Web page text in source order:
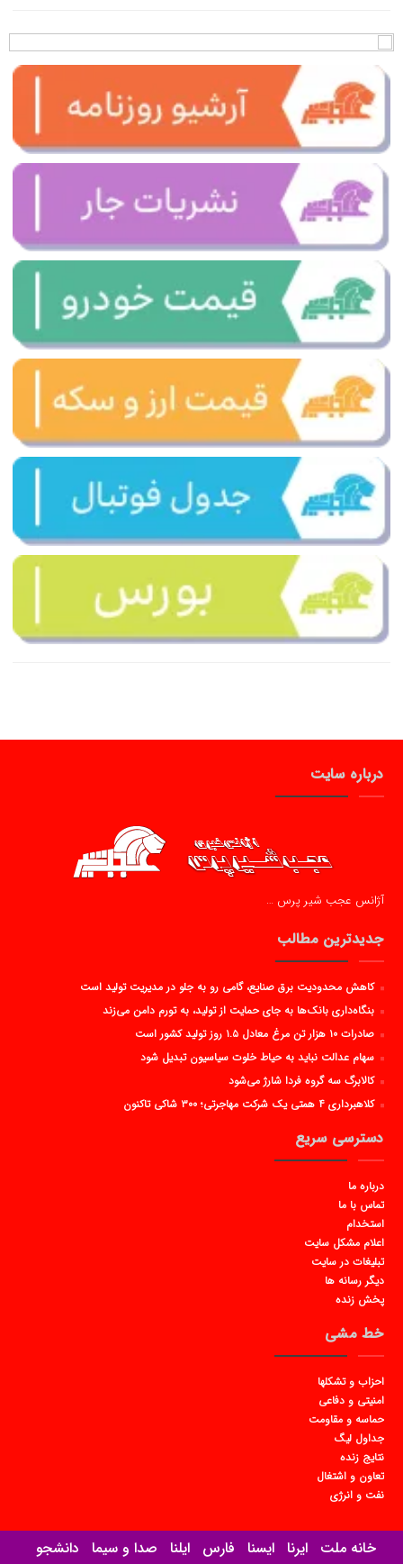
درباره سایت
آژانس عجب شیر پرس …
جدیدترین مطالب
کاهش محدودیت برق صنایع، گامی رو به جلو در مدیریت تولید است
بنگاه‌داری بانک‌ها به جای حمایت از تولید، به تورم دامن می‌زند
صادرات ۱۰ هزار تن مرغ معادل ۱.۵ روز تولید کشور است
سهام عدالت نباید به حیاط خلوت سیاسیون تبدیل شود
کالابرگ سه گروه فردا شارژ می‌شود
کلاهبرداری ۴ همتی یک شرکت مهاجرتی؛ ۳۰۰ شاکی تاکنون
دسترسی سریع
درباره ما
تماس با ما
استخدام
اعلام مشکل سایت
تبلیغات در سایت
دیگر رسانه ها
پخش زنده
خط مشی
احزاب و تشکلها
امنیتی و دفاعی
حماسه و مقاومت
جداول لیگ
نتایج زنده
تعاون و اشتغال
نفت و انرژی
خانه ملت ایرنا ایسنا فارس ایلنا صدا و سیما دانشجو